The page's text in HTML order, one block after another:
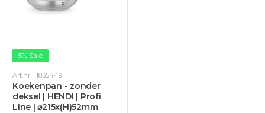
5% Sale
Art.nr. H835449
Koekenpan - zonder
deksel | HENDI | Profi
Line | ⌀215x(H)52mm